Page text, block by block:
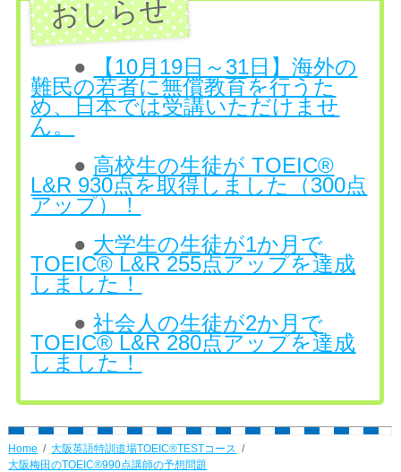
●
【10月19日～31日】海外の
難民の若者に無償教育を行うた
め、日本では受講いただけませ
ん。
● 高校生の生徒が TOEIC®
L&R 930点を取得しました（300点
アップ）！
● 大学生の生徒が1か月で
TOEIC® L&R 255点アップを達成
しました！
●社会人の生徒が2か月で
TOEIC® L&R 280点アップを達成
しました！
Home
大阪英語特訓道場TOEIC®TESTコース
大阪梅田のTOEIC®990点講師の予想問題